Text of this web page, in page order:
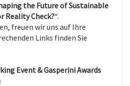
the Future of Sustainable
Reality Check?“.
freuen wir uns auf Ihre
Links finden Sie
Event & Gasperini Awards